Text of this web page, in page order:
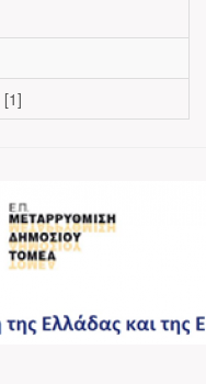
[1]